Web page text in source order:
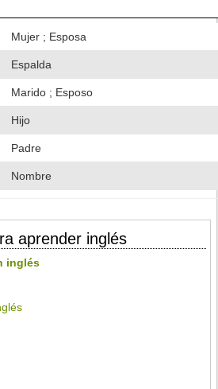
Mujer ; Esposa
Espalda
Marido ; Esposo
Hijo
Padre
Nombre
aprender inglés
inglés